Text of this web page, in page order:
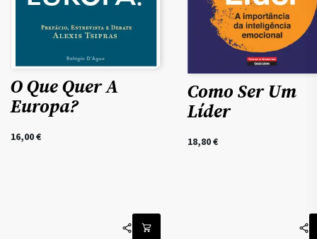
O Que Quer A
Europa?
16,00€
Como Ser Um
Líder
18,80€